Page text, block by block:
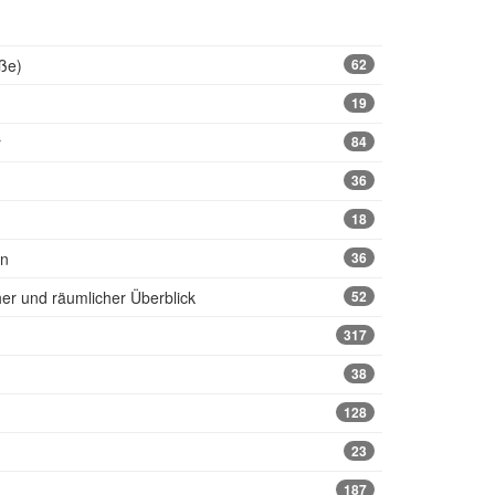
62
19
84
36
18
36
und räumlicher Überblick 52
317
38
128
23
187